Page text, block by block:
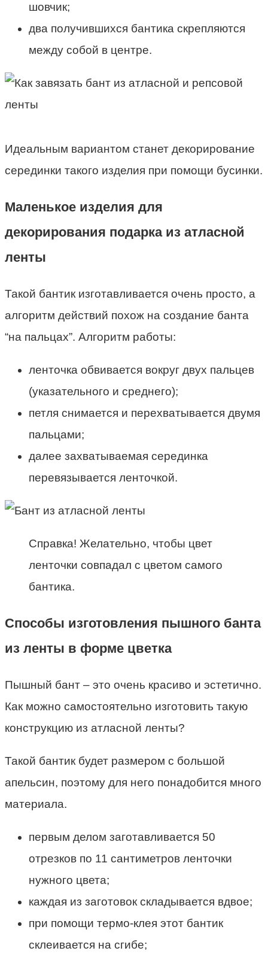
шовчик;
два получившихся бантика скрепляются
между собой в центре.
Идеальным вариантом станет декорирование
серединки такого изделия при помощи бусинки.
Маленькое изделия для
декорирования подарка из атласной
ленты
Такой бантик изготавливается очень просто, а
алгоритм действий похож на создание банта
“на пальцах”. Алгоритм работы:
ленточка обвивается вокруг двух пальцев
(указательного и среднего);
петля снимается и перехватывается двумя
пальцами;
далее захватываемая серединка
перевязывается ленточкой.
Справка! Желательно, чтобы цвет
ленточки совпадал с цветом самого
бантика.
Способы изготовления пышного банта
из ленты в форме цветка
Пышный бант – это очень красиво и эстетично.
Как можно самостоятельно изготовить такую
конструкцию из атласной ленты?
Такой бантик будет размером с большой
апельсин, поэтому для него понадобится много
материала.
первым делом заготавливается 50
отрезков по 11 сантиметров ленточки
нужного цвета;
каждая из заготовок складывается вдвое;
при помощи термо-клея этот бантик
склеивается на сгибе;